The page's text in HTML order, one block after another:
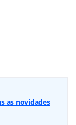
as novidades